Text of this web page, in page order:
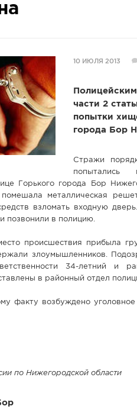
10 ИЮЛЯ 2013
части 2
попытки
города Бор
Стражи
попытались
Горького города Бор
металлическая
взломать входную
позвонили в полицию.
происшествия прибыла
злоумышленников.
34-летний и
в районный отдел
факту возбуждено
по Нижегородской области